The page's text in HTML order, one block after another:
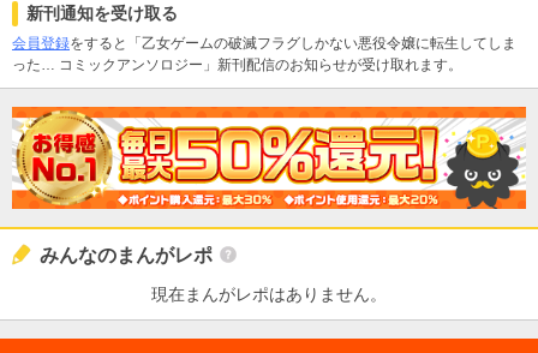
新刊通知を受け取る
会員登録をすると「乙女ゲームの破滅フラグしかない悪役令嬢に転生してしま
った… コミックアンソロジー」新刊配信のお知らせが受け取れます。
みんなのまんがレポ
現在まんがレポはありません。